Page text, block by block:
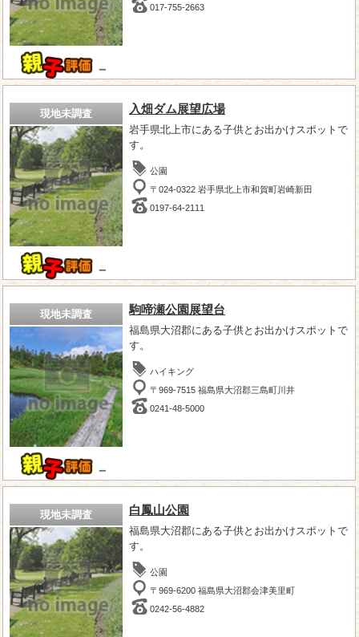
－
017-755-2663
現地未調査
－
入畑ダム展望広場
岩手県北上市にある子供とお出かけスポットで
す。
公園
〒024-0322 岩手県北上市和賀町岩崎新田
0197-64-2111
現地未調査
－
駒啼瀬公園展望台
福島県大沼郡にある子供とお出かけスポットで
す。
ハイキング
〒969-7515 福島県大沼郡三島町川井
0241-48-5000
現地未調査 白鳳山公園
福島県大沼郡にある子供とお出かけスポットで
す。
公園
〒969-6200 福島県大沼郡会津美里町
0242-56-4882